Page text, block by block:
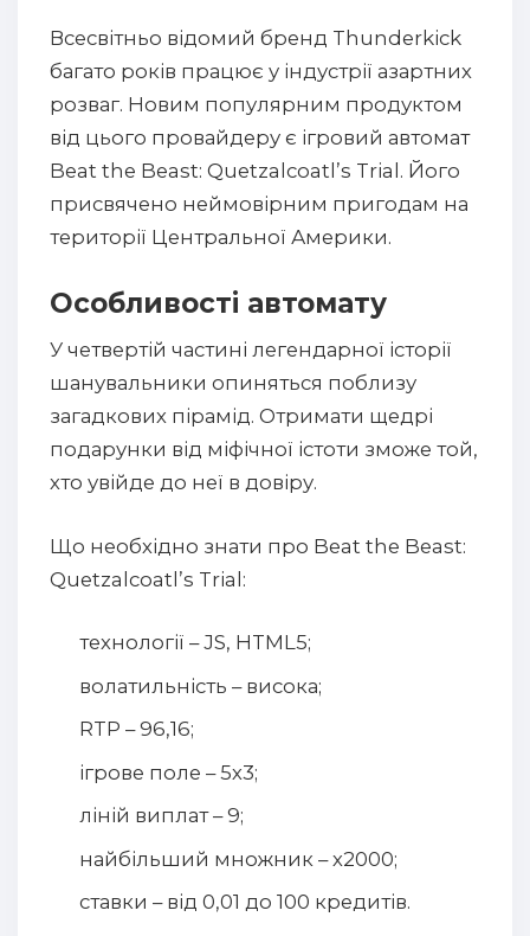
Всесвітньо відомий бренд Thunderkick
багато років працює у індустрії азартних
розваг. Новим популярним продуктом
від цього провайдеру є ігровий автомат
Beat the Beast: Quetzalcoatl’s Trial. Його
присвячено неймовірним пригодам на
території Центральної Америки.
Особливості автомату
У четвертій частині легендарної історії
шанувальники опиняться поблизу
загадкових пірамід. Отримати щедрі
подарунки від міфічної істоти зможе той,
хто увійде до неї в довіру.
Що необхідно знати про Beat the Beast:
Quetzalcoatl’s Trial:
технології – JS, HTML5;
волатильність – висока;
RTP – 96,16;
ігрове поле – 5х3;
ліній виплат – 9;
найбільший множник – х2000;
ставки – від 0,01 до 100 кредитів.